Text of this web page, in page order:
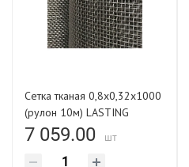
Сетка тканая 0,8х0,32х1000
(рулон 10м) LASTING
TOOLS
7 059.00 шт